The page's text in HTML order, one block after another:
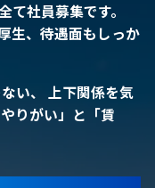
社員募集です。
生、待遇面もしっか
い、 上下関係を気
やりがい」と「賃